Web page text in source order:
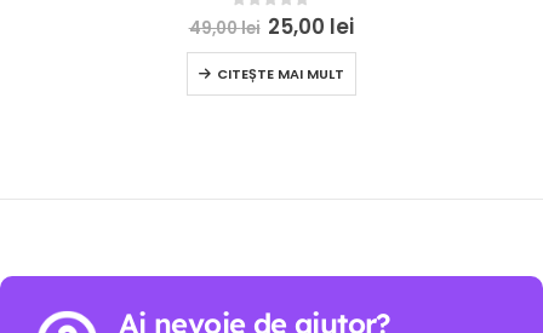
0out of 5
49,00lei 25,00 lei
CITEȘTE MAI MULT
Ai nevoie de ajutor?